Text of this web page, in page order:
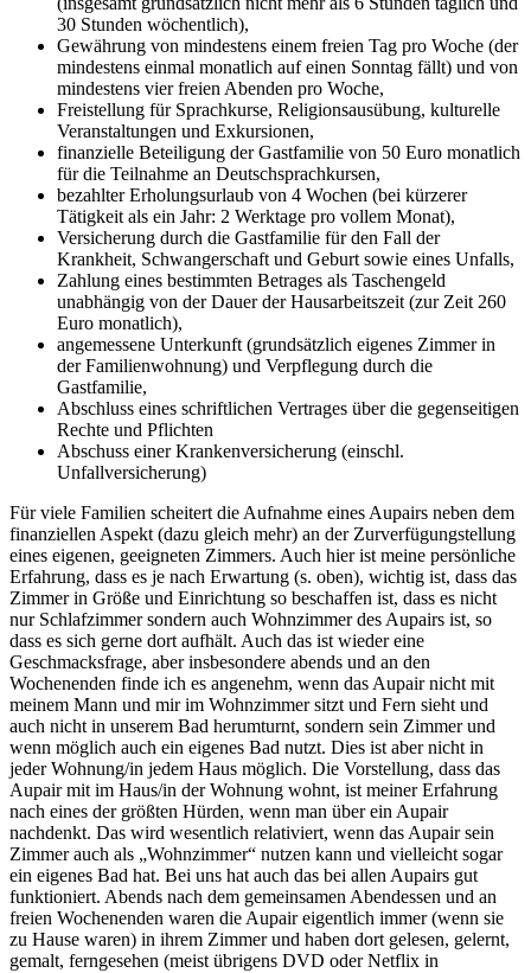
30 Stunden wöchentlich),
Gewährung von mindestens einem freien Tag pro Woche (der
mindestens einmal monatlich auf einen Sonntag fällt) und von
mindestens vier freien Abenden pro Woche,
Freistellung für Sprachkurse, Religionsausübung, kulturelle
Veranstaltungen und Exkursionen,
finanzielle Beteiligung der Gastfamilie von 50 Euro monatlich
für die Teilnahme an Deutschsprachkursen,
bezahlter Erholungsurlaub von 4 Wochen (bei kürzerer
Tätigkeit als ein Jahr: 2 Werktage pro vollem Monat),
Versicherung durch die Gastfamilie für den Fall der
Krankheit, Schwangerschaft und Geburt sowie eines Unfalls,
Zahlung eines bestimmten Betrages als Taschengeld
unabhängig von der Dauer der Hausarbeitszeit (zur Zeit 260
Euro monatlich),
angemessene Unterkunft (grundsätzlich eigenes Zimmer in
der Familienwohnung) und Verpflegung durch die
Gastfamilie,
Abschluss eines schriftlichen Vertrages über die gegenseitigen
Rechte und Pflichten
Abschuss einer Krankenversicherung (einschl.
Unfallversicherung)
Für viele Familien scheitert die Aufnahme eines Aupairs neben dem
finanziellen Aspekt (dazu gleich mehr) an der Zurverfügungstellung
eines eigenen, geeigneten Zimmers. Auch hier ist meine persönliche
Erfahrung, dass es je nach Erwartung (s. oben), wichtig ist, dass das
Zimmer in Größe und Einrichtung so beschaffen ist, dass es nicht
nur Schlafzimmer sondern auch Wohnzimmer des Aupairs ist, so
dass es sich gerne dort aufhält. Auch das ist wieder eine
Geschmacksfrage, aber insbesondere abends und an den
Wochenenden finde ich es angenehm, wenn das Aupair nicht mit
meinem Mann und mir im Wohnzimmer sitzt und Fern sieht und
auch nicht in unserem Bad herumturnt, sondern sein Zimmer und
wenn möglich auch ein eigenes Bad nutzt. Dies ist aber nicht in
jeder Wohnung/in jedem Haus möglich. Die Vorstellung, dass das
Aupair mit im Haus/in der Wohnung wohnt, ist meiner Erfahrung
nach eines der größten Hürden, wenn man über ein Aupair
nachdenkt. Das wird wesentlich relativiert, wenn das Aupair sein
Zimmer auch als „Wohnzimmer“ nutzen kann und vielleicht sogar
ein eigenes Bad hat. Bei uns hat auch das bei allen Aupairs gut
funktioniert. Abends nach dem gemeinsamen Abendessen und an
freien Wochenenden waren die Aupair eigentlich immer (wenn sie
zu Hause waren) in ihrem Zimmer und haben dort gelesen, gelernt,
gemalt, ferngesehen (meist übrigens DVD oder Netflix in